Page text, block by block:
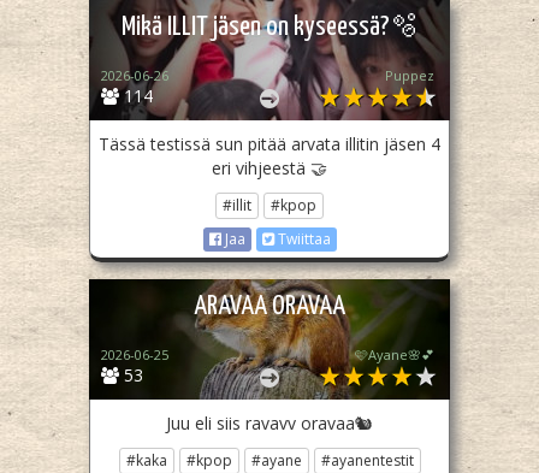
Mikä ILLIT jäsen on kyseessä?🫧
114
2026-06-26 Puppez
Tässä testissä sun pitää arvata illitin jäsen 4
eri vihjeestä 🤝
#illit
#kpop
Jaa
Twiittaa
ARAVAA ORAVAA
53
2026-06-25 🩷Ayane🌸💕
Juu eli siis ravavv oravaa🐿
#kaka #kpop #ayane
#ayanentestit